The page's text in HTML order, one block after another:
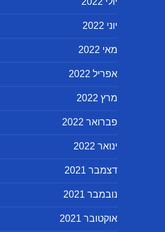
יוני 2022
מאי 2022
אפריל 2022
מרץ 2022
פברואר 2022
ינואר 2022
דצמבר 2021
נובמבר 2021
אוקטובר 2021